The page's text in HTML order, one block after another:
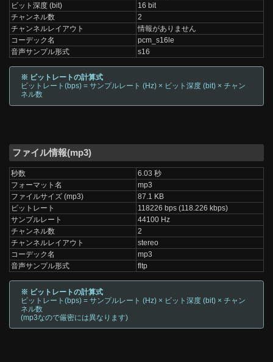
ビット深度 (bit)
16 bit
チャンネル数
2
チャンネルレイアウト
情報がありません
コーデック名
pcm_s16le
音声サンプル形式
s16
※ ビットレートの計算式
ビットレート(bps) = サンプルレート (Hz) × ビット深度 (bit) × チャン
ネル数
ファイル情報(mp3)
秒数
6.03 秒
フォーマット名
mp3
ファイルサイズ (mp3)
87.1 KB
ビットレート
118226 bps (118.226 kbps)
サンプルレート
44100 Hz
チャンネル数
2
チャンネルレイアウト
stereo
コーデック名
mp3
音声サンプル形式
fltp
※ ビットレートの計算式
ビットレート(bps) = サンプルレート (Hz) × ビット深度 (bit) × チャン
ネル数
(mp3なので厳密には異なります)